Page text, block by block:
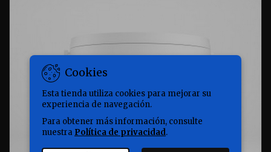
Cookies
Esta tienda utiliza cookies para mejorar su
experiencia de navegación.
Para obtener más información, consulte
nuestra Política de privacidad.